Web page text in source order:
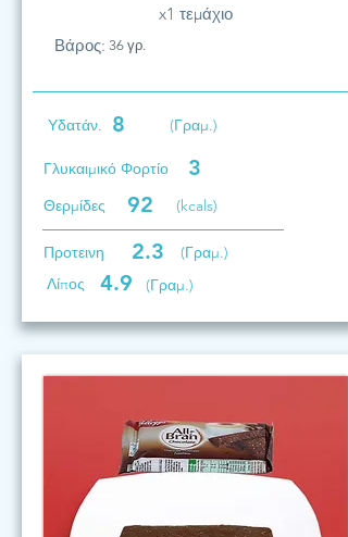
x1 τεμάχιο
Βάρος: 36 γρ.
Υδατάν. 8 (Γραμ.)
Γλυκαιμικό Φορτίο 3
Θερμίδες 92 (kcals)
Προτεινη 2.3
(Γραμ.)
Λίπος
4.9 (Γραμ.)